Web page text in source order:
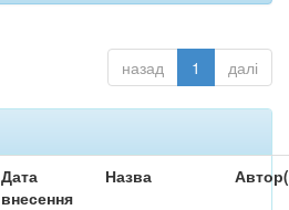
назад 1 далі
Дата
внесення
Назва